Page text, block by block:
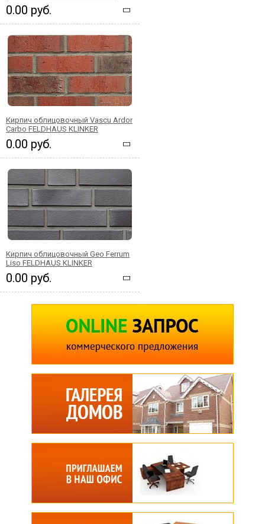
0.00 руб.
Кирпич облицовочный Vascu Ardor
Carbo FELDHAUS KLINKER
0.00 руб.
Кирпич облицовочный Geo Ferrum
Liso FELDHAUS KLINKER
0.00 руб.